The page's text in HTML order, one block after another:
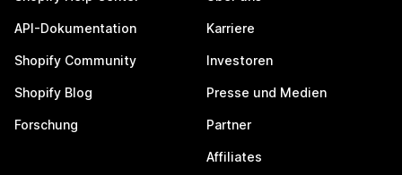
API-Dokumentation
Shopify Community
Shopify Blog
Forschung
Karriere
Investoren
Presse und Medien
Partner
Affiliates